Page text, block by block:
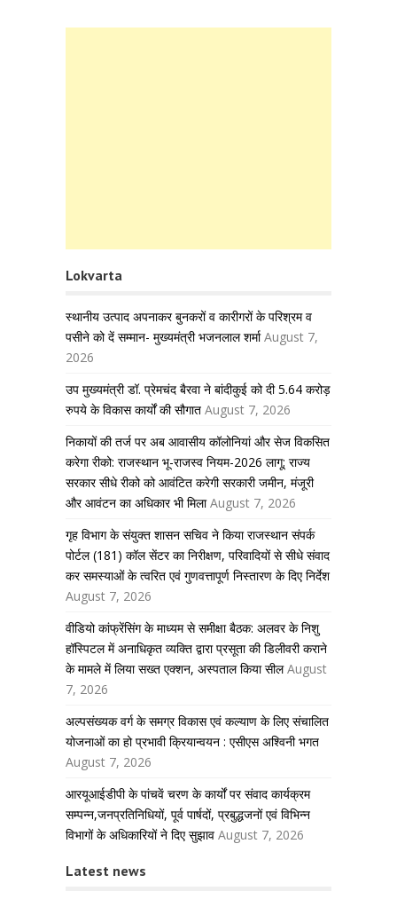
Lokvarta
स्थानीय उत्पाद अपनाकर बुनकरों व कारीगरों के परिश्रम व
पसीने को दें सम्मान- मुख्यमंत्री भजनलाल शर्मा August 7,
2026
उप मुख्यमंत्री डॉ. प्रेमचंद बैरवा ने बांदीकुई को दी 5.64 करोड़
रुपये के विकास कार्यों की सौगात August 7, 2026
निकायों की तर्ज पर अब आवासीय कॉलोनियां और सेज विकसित
करेगा रीको: राजस्थान भू-राजस्व नियम-2026 लागू; राज्य
सरकार सीधे रीको को आवंटित करेगी सरकारी जमीन, मंजूरी
और आवंटन का अधिकार भी मिला August 7, 2026
गृह विभाग के संयुक्त शासन सचिव ने किया राजस्थान संपर्क
पोर्टल (181) कॉल सेंटर का निरीक्षण, परिवादियों से सीधे संवाद
कर समस्याओं के त्वरित एवं गुणवत्तापूर्ण निस्तारण के दिए निर्देश
August 7, 2026
वीडियो कांफ्रेंसिंग के माध्यम से समीक्षा बैठक: अलवर के निशु
हॉस्पिटल में अनाधिकृत व्यक्ति द्वारा प्रसूता की डिलीवरी कराने
के मामले में लिया सख्त एक्शन, अस्पताल किया सील August
7, 2026
अल्पसंख्यक वर्ग के समग्र विकास एवं कल्याण के लिए संचालित
योजनाओं का हो प्रभावी क्रियान्वयन : एसीएस अश्विनी भगत
August 7, 2026
आरयूआईडीपी के पांचवें चरण के कार्यों पर संवाद कार्यक्रम
सम्पन्न,जनप्रतिनिधियों, पूर्व पार्षदों, प्रबुद्धजनों एवं विभिन्न
विभागों के अधिकारियों ने दिए सुझाव August 7, 2026
Latest news